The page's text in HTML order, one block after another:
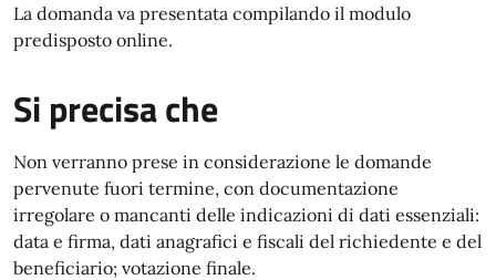
La domanda va presentata compilando il modulo
predisposto online.
Si precisa che
Non verranno prese in considerazione le domande
pervenute fuori termine, con documentazione
irregolare o mancanti delle indicazioni di dati essenziali:
data e firma, dati anagrafici e fiscali del richiedente e del
beneficiario; votazione finale.